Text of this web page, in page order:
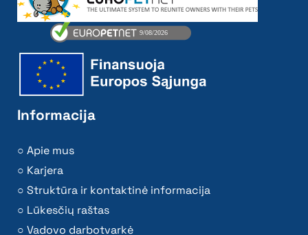
Informacija
Apie mus
Karjera
Struktūra ir kontaktinė informacija
Lūkesčių raštas
Vadovo darbotvarkė